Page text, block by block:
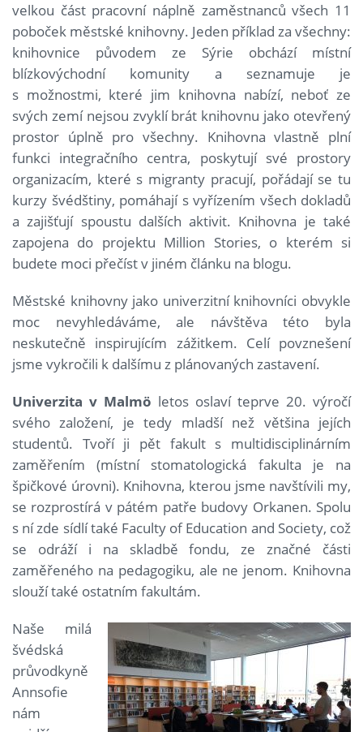
velkou část pracovní náplně zaměstnanců všech 11
poboček městské knihovny. Jeden příklad za všechny:
knihovnice původem ze Sýrie obchází místní
blízkovýchodní komunity a seznamuje je
s možnostmi, které jim knihovna nabízí, neboť ze
svých zemí nejsou zvyklí brát knihovnu jako otevřený
prostor úplně pro všechny. Knihovna vlastně plní
funkci integračního centra, poskytují své prostory
organizacím, které s migranty pracují, pořádají se tu
kurzy švédštiny, pomáhají s vyřízením všech dokladů
a zajišťují spoustu dalších aktivit. Knihovna je také
zapojena do projektu Million Stories, o kterém si
budete moci přečíst v jiném článku na blogu.
Městské knihovny jako univerzitní knihovníci obvykle
moc nevyhledáváme, ale návštěva této byla
neskutečně inspirujícím zážitkem. Celí povznešení
jsme vykročili k dalšímu z plánovaných zastavení.
Univerzita v Malmö letos oslaví teprve 20. výročí
svého založení, je tedy mladší než většina jejích
studentů. Tvoří ji pět fakult s multidisciplinárním
zaměřením (místní stomatologická fakulta je na
špičkové úrovni). Knihovna, kterou jsme navštívili my,
se rozprostírá v pátém patře budovy Orkanen. Spolu
s ní zde sídlí také Faculty of Education and Society, což
se odráží i na skladbě fondu, ze značné části
zaměřeného na pedagogiku, ale ne jenom. Knihovna
slouží také ostatním fakultám.
Naše milá
švédská
průvodkyně
Annsofie
nám